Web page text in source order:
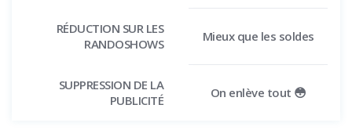
RÉDUCTION SUR LES
RANDOSHOWS
Mieux que les soldes
SUPPRESSION DE LA
PUBLICITÉ
On enlève tout 😳